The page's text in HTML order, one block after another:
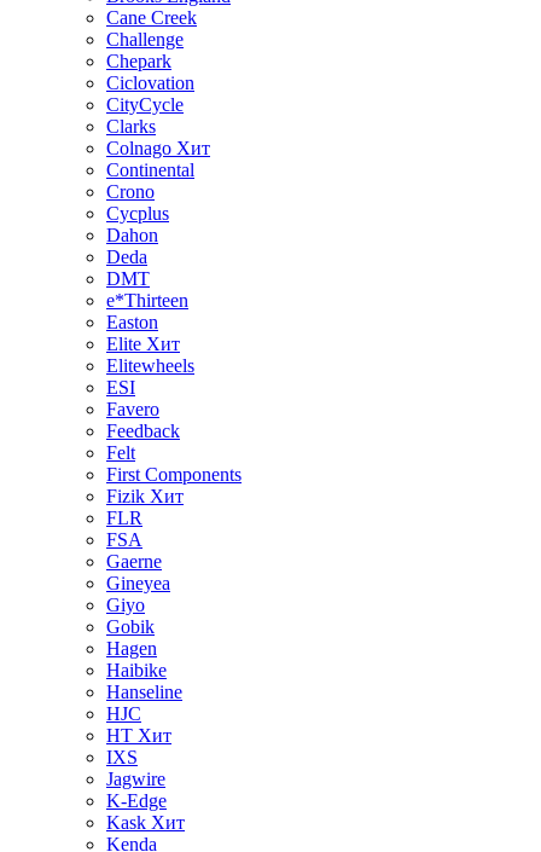
Cane Creek
Challenge
Chepark
Ciclovation
CityCycle
Clarks
Colnago Хит
Continental
Crono
Cycplus
Dahon
Deda
DMT
e*Thirteen
Easton
Elite Хит
Elitewheels
ESI
Favero
Feedback
Felt
First Components
Fizik Хит
FLR
FSA
Gaerne
Gineyea
Giyo
Gobik
Hagen
Haibike
Hanseline
HJC
HT Хит
IXS
Jagwire
K-Edge
Kask Хит
Kenda